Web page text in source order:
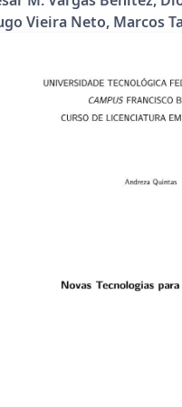
normas-utf-tex.sf.net
Vieira Neto, Marcos